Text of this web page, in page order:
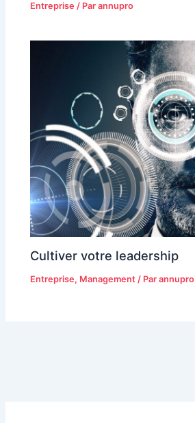
Entreprise / Parannupro
Cultiver votre leadership
Entreprise, Management / Parannupro